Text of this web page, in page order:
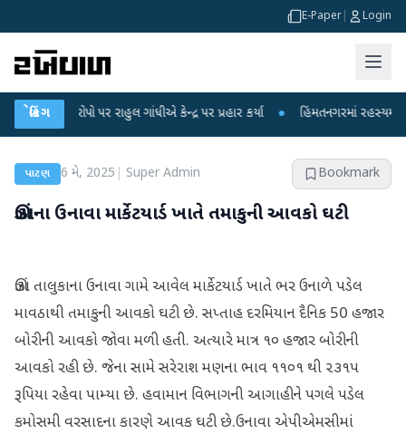
E-Paper Login
બ્રેકિંગ
આરોપો પર રાહુલ ગાંધીએ કેન્દ્ર પર પ્રહાર કર્યા ● હિંમતનગરમાં રહસ્યમય વાયરસ કે
પાટણ 6 મે, 2025 Super Admin Bookmark
ઊંઝાના ઉનાવા માર્કેટયાર્ડ ખાતે તમાકુની આવકો ઘટી
ઊંઝા તાલુકાના ઉનાવા ગામે આવેલ માર્કેટયાર્ડ ખાતે ભર ઉનાળે પડેલ
માવઠાથી તમાકુની આવકો ઘટી છે. સપ્તાહ દરમિયાન દૈનિક 50 હજાર
બોરીની આવકો જોવા મળી હતી. અત્યારે માત્ર ૧૦ હજાર બોરીની
આવકો રહી છે. જેના સામે સરેરાશ મણના ભાવ ૧૧૦૧ થી ૨૩૧૫
રૂપિયા રહેવા પામ્યા છે. હવામાન વિભાગની આગાહીને પગલે પડેલ
કમોસમી વરસાદના કારણે આવક ઘટી છે.ઉનાવા એપીએમસીમાં